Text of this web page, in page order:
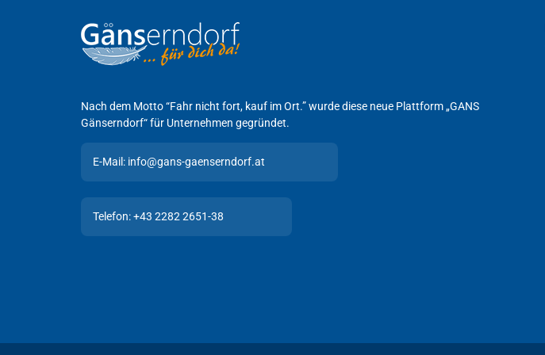
Nach dem Motto “Fahr nicht fort, kauf im Ort.” wurde diese neue Plattform „GANS
Gänserndorf“ für Unternehmen gegründet.
E-Mail: info@gans-gaenserndorf.at
Telefon: +43 2282 2651-38